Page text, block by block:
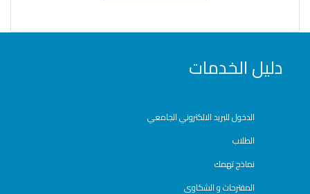
دليل الخدمات
الدخول للبريد الالكتروني الجامعي
الطلاب
نماذج تهمك
المقترحات و الشكاوى